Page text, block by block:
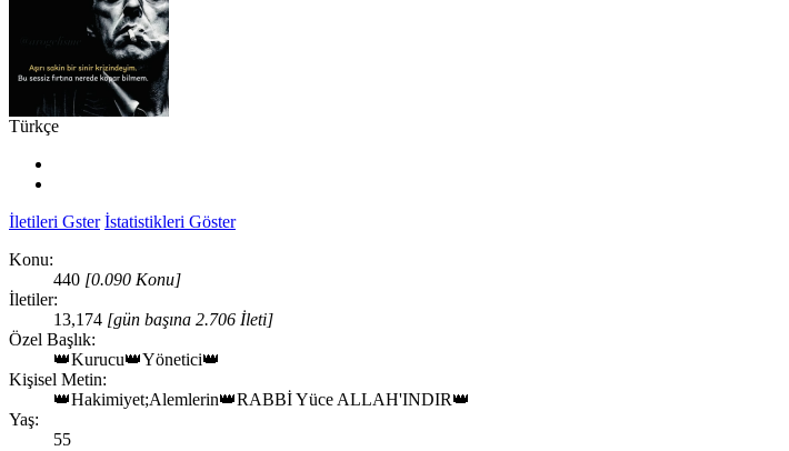
Türkçe
İletileri Gster İstatistikleri Göster
Konu:
440 [0.090 Konu]
İletiler:
13,174 [gün başına 2.706 İleti]
Özel Başlık:
👑Kurucu👑Yönetici👑
Kişisel Metin:
👑Hakimiyet;Alemlerin👑RABBİ Yüce ALLAH'INDIR👑
Yaş:
55